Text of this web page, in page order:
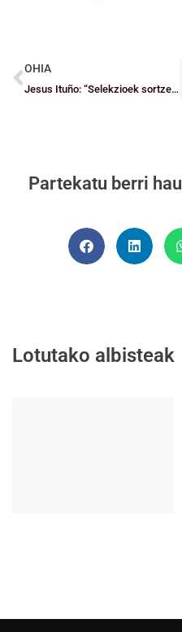
OHIA
Jesus Ituño: “Selekzioek sortzen duten ilusio guztiarekin geratzen gara”
Partekatu berri hau
Lotutako albisteak